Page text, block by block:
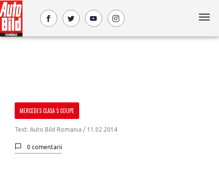
MERCEDES CLASA S COUPE
Text: Auto Bild Romania / 11.02.2014
0 comentarii